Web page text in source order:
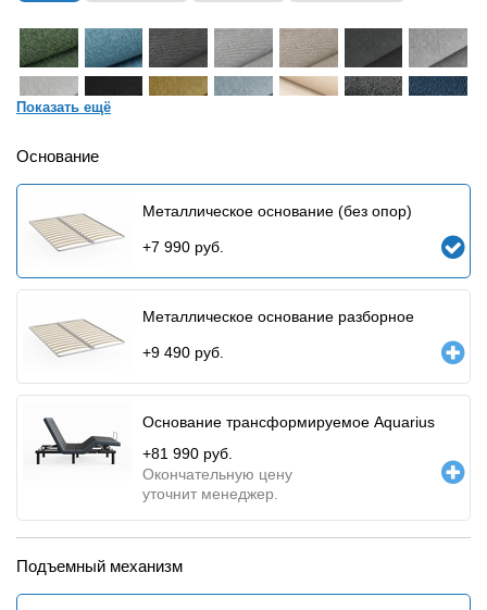
Показать ещё
Основание
Металлическое основание (без опор)
+7 990 руб.
Металлическое основание разборное
+9 490 руб.
Основание трансформируемое Aquarius
+81 990 руб.
Окончательную цену
уточнит менеджер.
Подъемный механизм